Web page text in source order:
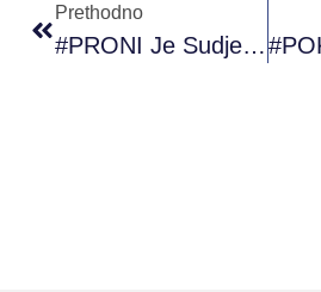
Prethodno
#PRONI Je Sudjelovao U Projektu SEEDS